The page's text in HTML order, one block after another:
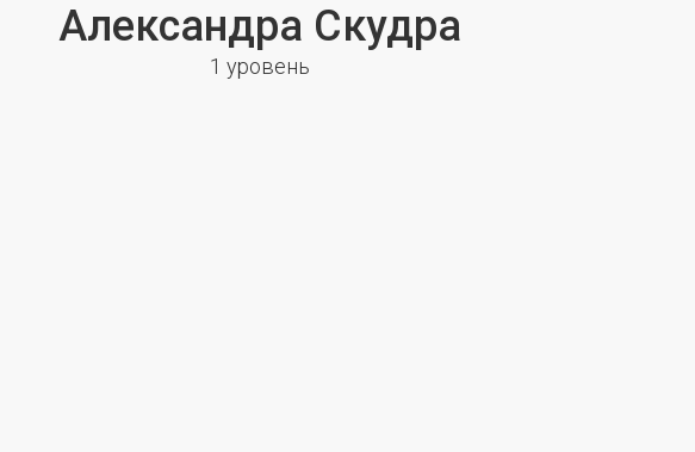
Александра Скудра
1 уровень